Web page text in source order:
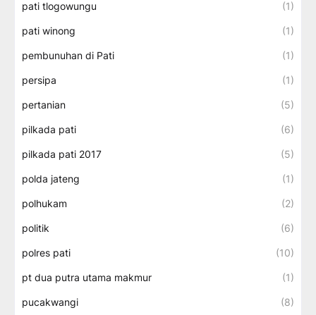
pati tlogowungu (1)
pati winong (1)
pembunuhan di Pati (1)
persipa (1)
pertanian (5)
pilkada pati (6)
pilkada pati 2017 (5)
polda jateng (1)
polhukam (2)
politik (6)
polres pati (10)
pt dua putra utama makmur (1)
pucakwangi (8)